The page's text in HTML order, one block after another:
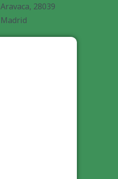
Aravaca, 28039
Madrid